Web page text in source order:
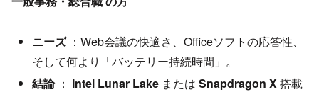
ニーズ：Web会議の快適さ、Officeソフトの応答性、
そして何より「バッテリー持続時間」。
結論： Intel Lunar Lake またはSnapdragon X搭載